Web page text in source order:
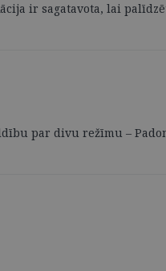
ir sagatavota, lai
par divu režīmu –